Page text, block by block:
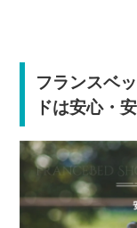
フランスベ
ドは安心・